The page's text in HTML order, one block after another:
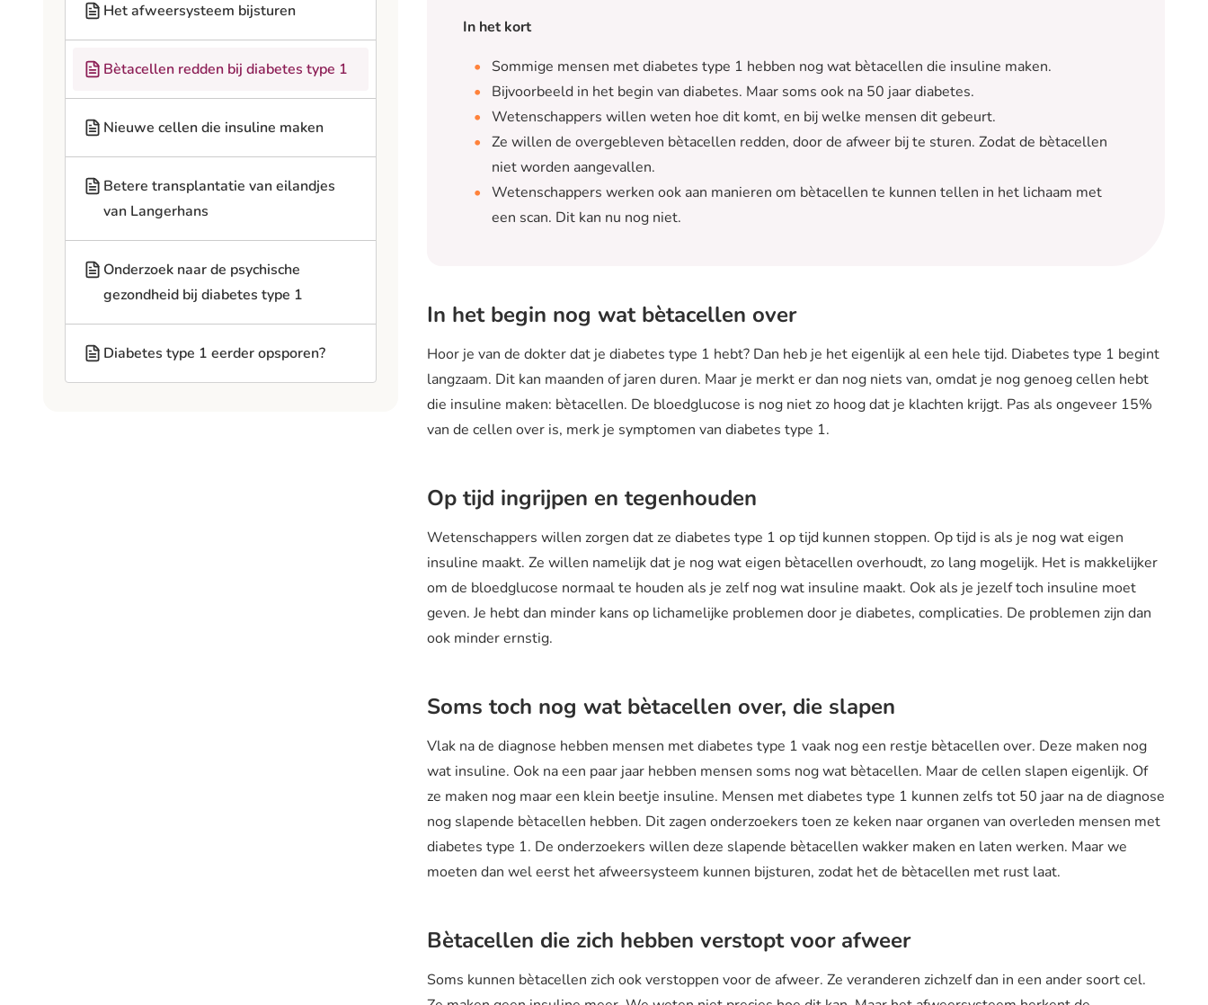
Het afweersysteem bijsturen
Bètacellen redden bij diabetes type 1
Nieuwe cellen die insuline maken
Betere transplantatie van eilandjes
van Langerhans
Onderzoek naar de psychische
gezondheid bij diabetes type 1
Diabetes type 1 eerder opsporen?
In het kort
Sommige mensen met diabetes type 1 hebben nog wat bètacellen die insuline maken.
Bijvoorbeeld in het begin van diabetes. Maar soms ook na 50 jaar diabetes.
Wetenschappers willen weten hoe dit komt, en bij welke mensen dit gebeurt.
Ze willen de overgebleven bètacellen redden, door de afweer bij te sturen. Zodat de bètacellen
niet worden aangevallen.
Wetenschappers werken ook aan manieren om bètacellen te kunnen tellen in het lichaam met
een scan. Dit kan nu nog niet.
In het begin nog wat bètacellen over
Hoor je van de dokter dat je diabetes type 1 hebt? Dan heb je het eigenlijk al een hele tijd. Diabetes type 1 begint
langzaam. Dit kan maanden of jaren duren. Maar je merkt er dan nog niets van, omdat je nog genoeg cellen hebt
die insuline maken: bètacellen. De bloedglucose is nog niet zo hoog dat je klachten krijgt. Pas als ongeveer 15%
van de cellen over is, merk je symptomen van diabetes type 1.
Op tijd ingrijpen en tegenhouden
Wetenschappers willen zorgen dat ze diabetes type 1 op tijd kunnen stoppen. Op tijd is als je nog wat eigen
insuline maakt. Ze willen namelijk dat je nog wat eigen bètacellen overhoudt, zo lang mogelijk. Het is makkelijker
om de bloedglucose normaal te houden als je zelf nog wat insuline maakt. Ook als je jezelf toch insuline moet
geven. Je hebt dan minder kans op lichamelijke problemen door je diabetes, complicaties. De problemen zijn dan
ook minder ernstig.
Soms toch nog wat bètacellen over, die slapen
Vlak na de diagnose hebben mensen met diabetes type 1 vaak nog een restje bètacellen over. Deze maken nog
wat insuline. Ook na een paar jaar hebben mensen soms nog wat bètacellen. Maar de cellen slapen eigenlijk. Of
ze maken nog maar een klein beetje insuline. Mensen met diabetes type 1 kunnen zelfs tot 50 jaar na de diagnose
nog slapende bètacellen hebben. Dit zagen onderzoekers toen ze keken naar organen van overleden mensen met
diabetes type 1. De onderzoekers willen deze slapende bètacellen wakker maken en laten werken. Maar we
moeten dan wel eerst het afweersysteem kunnen bijsturen, zodat het de bètacellen met rust laat.
Bètacellen die zich hebben verstopt voor afweer
Soms kunnen bètacellen zich ook verstoppen voor de afweer. Ze veranderen zichzelf dan in een ander soort cel.